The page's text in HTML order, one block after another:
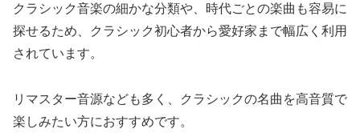
クラシック音楽の細かな分類や、時代ごとの楽曲も容易に
探せるため、クラシック初心者から愛好家まで幅広く利用
されています。
リマスター音源なども多く、クラシックの名曲を高音質で
楽しみたい方におすすめです。